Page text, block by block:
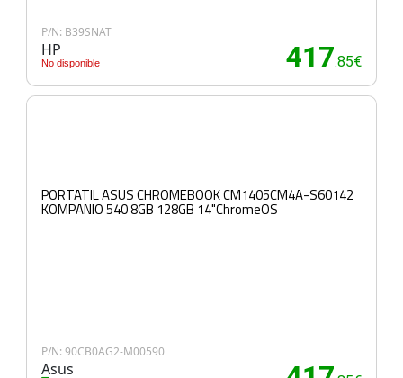
P/N: B39SNAT
HP
No disponible 417.85€
PORTATIL ASUS CHROMEBOOK CM1405CM4A-S60142
KOMPANIO 540 8GB 128GB 14"ChromeOS
P/N: 90CB0AG2-M00590
Asus